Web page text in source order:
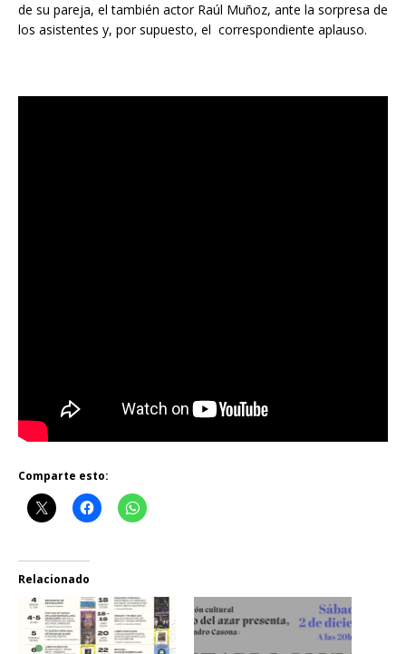
de su pareja, el también actor Raúl Muñoz, ante la sorpresa de
los asistentes y, por supuesto, el correspondiente aplauso.
Comparte esto:
Relacionado